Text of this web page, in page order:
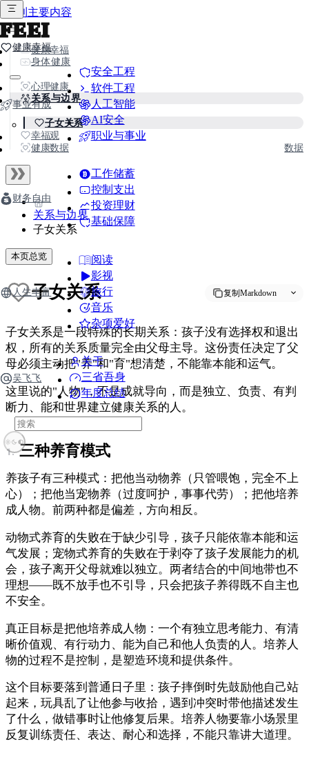
跳到主要内容
FEEI
健康幸福
事业有成
安全工程
软件工程
人工智能
AI安全
职业与事业
财务自由
工作储蓄
控制支出
投资理财
基础保障
人生丰富
阅读
影视
旅行
音乐
杂项爱好
吴飞飞
关于
三省吾身
年度总结
健康幸福
身体健康
心理健康
关系与边界
子女关系
幸福观
健康数据
数据
关系与边界
子女关系
本页总览
复制Markdown
子女关系
子女关系是一段特殊的长期关系：孩子没有选择权和退出
权，所有的关系质量完全由父母主导。这份责任决定了父
母必须主动把"养"和"育"想清楚，不能靠本能和运气。
这里说的"人物"，不是成就导向，而是独立、负责、有判
断力、能和世界建立健康关系的人。
三种养育模式
养孩子有三种模式：把他当动物养（只管喂饱，完全不上
心）；把他当宠物养（过度呵护，事事代劳）；把他培养
成人物。前两种都是偏差，方向相反。
动物式养育的失败在于缺少引导，孩子只能依靠本能和运
气发展；宠物式养育的失败在于剥夺了孩子发展能力的机
会，孩子离开父母就难以独立。两者结合的中间地带也不
理想——既不放手也不引导，只会把孩子养得既不自主也
不安全。
真正目标是把他培养成人物：一个有独立思考能力、有清
晰价值观、有行动力、能为自己和他人负责的人。培养人
物的过程不是控制，是塑造环境和提供条件。
这个目标要落到普通日子里：孩子摔倒时先鼓励他自己站
起来，玩具乱了让他参与收拾，遇到冲突时带他描述发生
了什么，做错事时让他修复后果。培养人物要靠小场景里
反复训练责任、表达、耐心和选择，不能只靠讲大道理。